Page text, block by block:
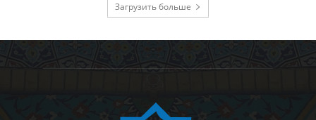
Загрузить больше